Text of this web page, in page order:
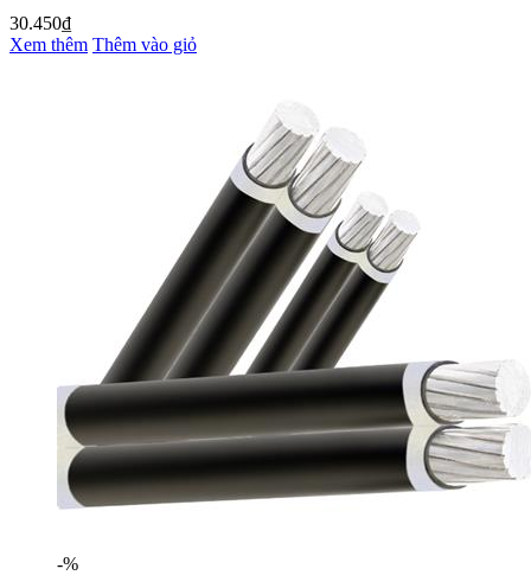
30.450₫
Xem thêm Thêm vào giỏ
-%